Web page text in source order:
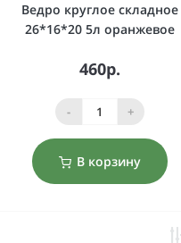
Ведро круглое складное
26*16*20 5л оранжевое
460р.
- +
В корзину